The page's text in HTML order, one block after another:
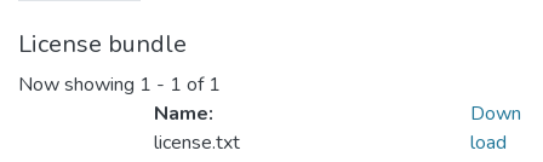
License bundle
Now showing 1 - 1 of 1
Name:
license.txt
Down
load